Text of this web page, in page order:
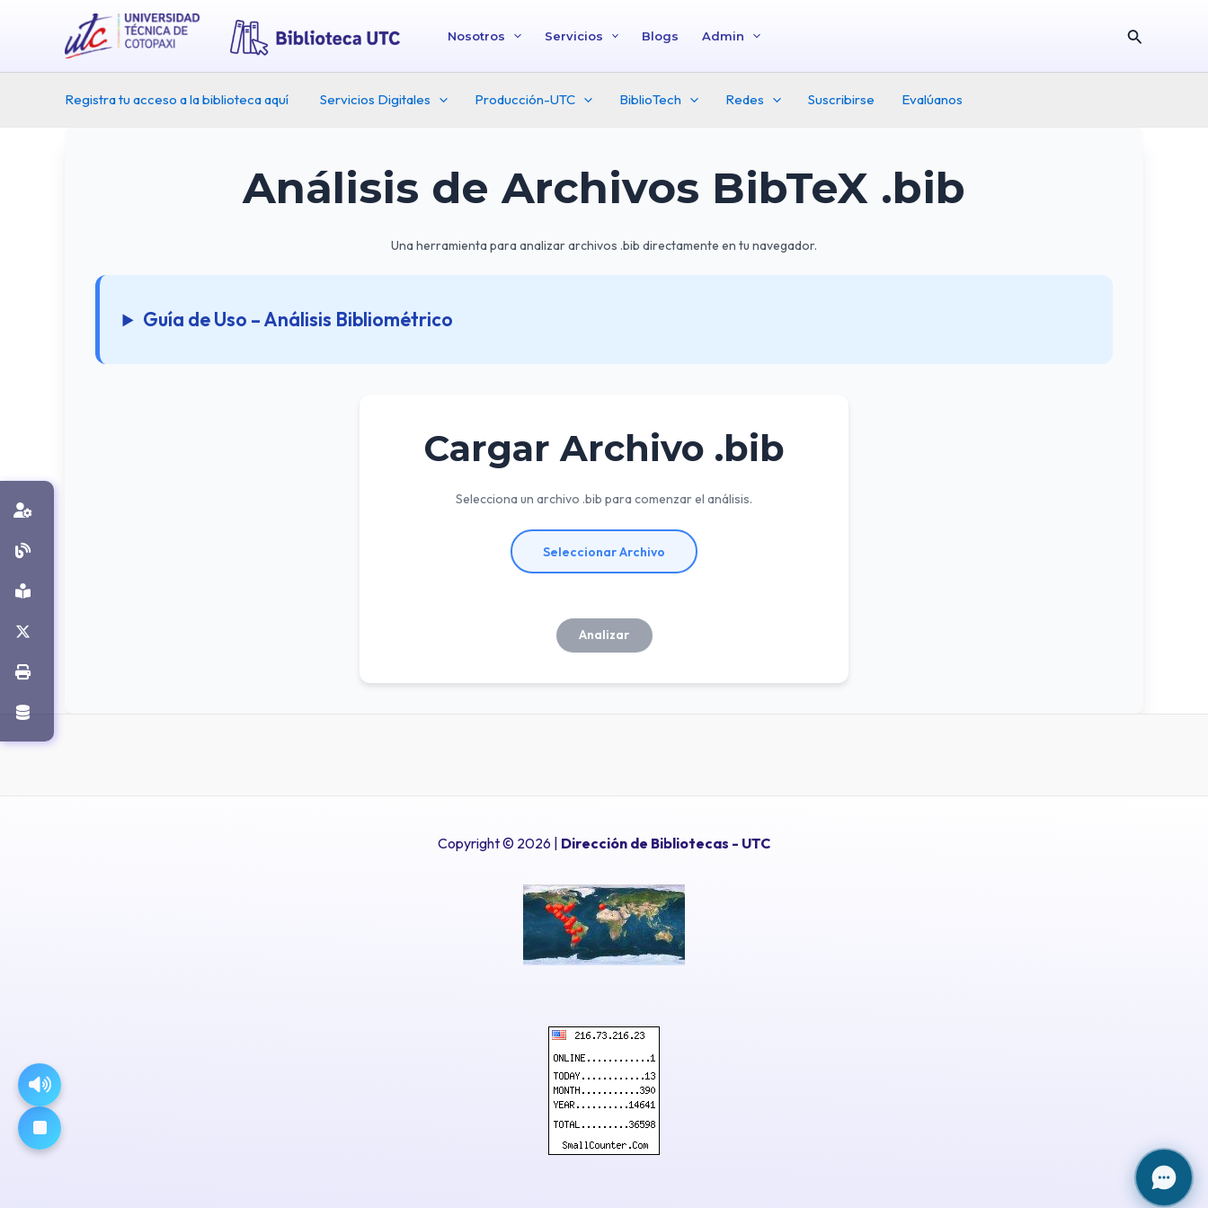
Nosotros Servicios Blogs Admin Buscar
Registra tu acceso a la biblioteca aquí Servicios Digitales Producción-UTC BiblioTech Redes Suscribirse Evalúanos
Análisis de Archivos BibTeX .bib
Una herramienta para analizar archivos .bib directamente en tu navegador.
Guía de Uso – Análisis Bibliométrico
Cargar Archivo .bib
Selecciona un archivo .bib para comenzar el análisis.
Seleccionar Archivo
Analizar
Copyright © 2026 | Dirección de Bibliotecas - UTC